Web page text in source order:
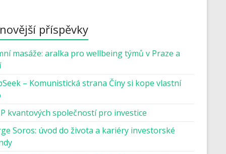
příspěvky
masáže: aralka pro wellbeing týmů v Praze a
– Komunistická strana Číny si kope vlastní
kvantových společností pro investice
Soros: úvod do života a kariéry investorské